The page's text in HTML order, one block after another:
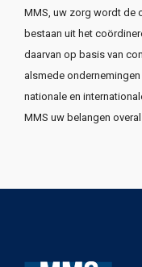
MMS, uw zorg wordt de
bestaan uit het
daarvan op basis van
alsmede
nationale en
MMS uw belangen